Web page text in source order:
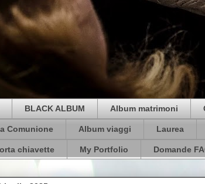
BLACK ALBUM Album matrimoni
Comunione Album viaggi Laurea
chiavette My Portfolio Domande